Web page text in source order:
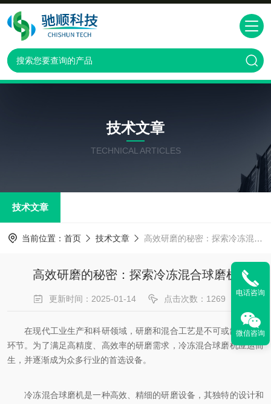
技术文章
TECHNICAL ARTICLES
技术文章
当前位置： 首页 技术文章 高效研磨的秘密：探索冷冻混合球磨机
高效研磨的秘密：探索冷冻混合球磨机
更新时间：2025-01-14 点击次数：1269
在现代工业生产和科研领域，研磨和混合工艺是不可或缺的重要
环节。为了满足高精度、高效率的研磨需求，冷冻混合球磨机应运而
生，并逐渐成为众多行业的首选设备。
冷冻混合球磨机是一种高效、精细的研磨设备，其独特的设计和
电话咨询
微信咨询